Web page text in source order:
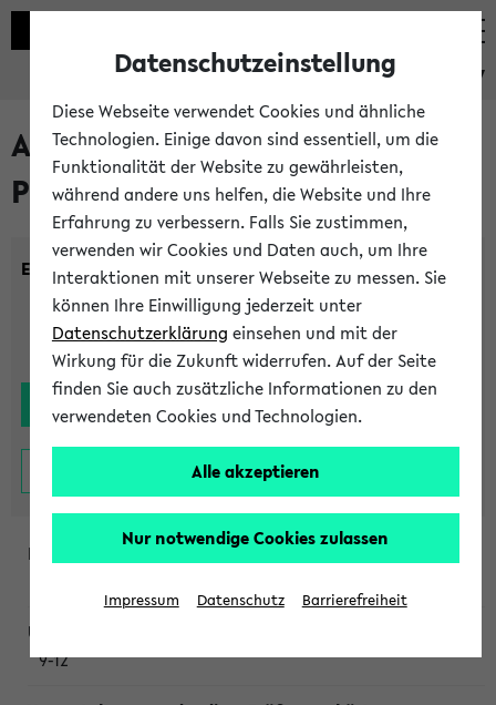
eKVV
Alle noch stattfindenden
Prüfungen
Einrichtung:
9-12
Datenschutzeinstellung
Diese Webseite verwendet Cookies und ähnliche
Technologien. Einige davon sind essentiell, um die
Funktionalität der Website zu gewährleisten,
während andere uns helfen, die Website und Ihre
Erfahrung zu verbessern. Falls Sie zustimmen,
verwenden wir Cookies und Daten auch, um Ihre
Interaktionen mit unserer Webseite zu messen. Sie
können Ihre Einwilligung jederzeit unter
Datenschutzerklärung einsehen und mit der
Wirkung für die Zukunft widerrufen. Auf der Seite
finden Sie auch zusätzliche Informationen zu den
verwendeten Cookies und Technologien.
Alle akzeptieren
Nur notwendige Cookies zulassen
Impressum Datenschutz Barrierefreiheit